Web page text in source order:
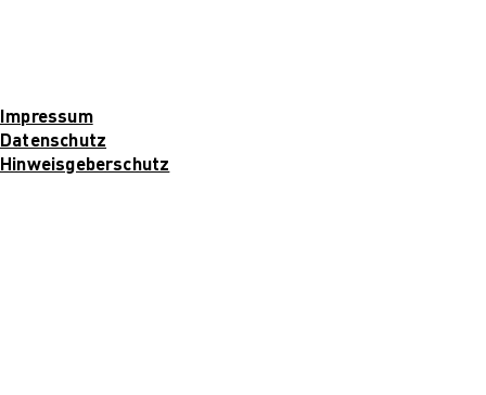
Impressum
Datenschutz
Hinweisgeberschutz